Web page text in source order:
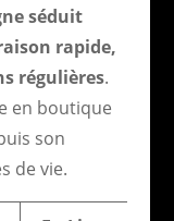
séduit
rapide,
régulières.
en boutique
son
de vie.